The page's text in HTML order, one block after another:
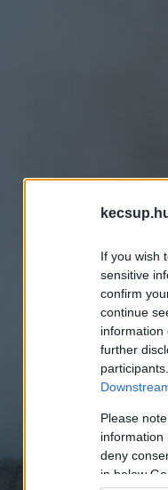
If you wish
sensitive
confirm
continue
information
further
Please
information
deny
in below